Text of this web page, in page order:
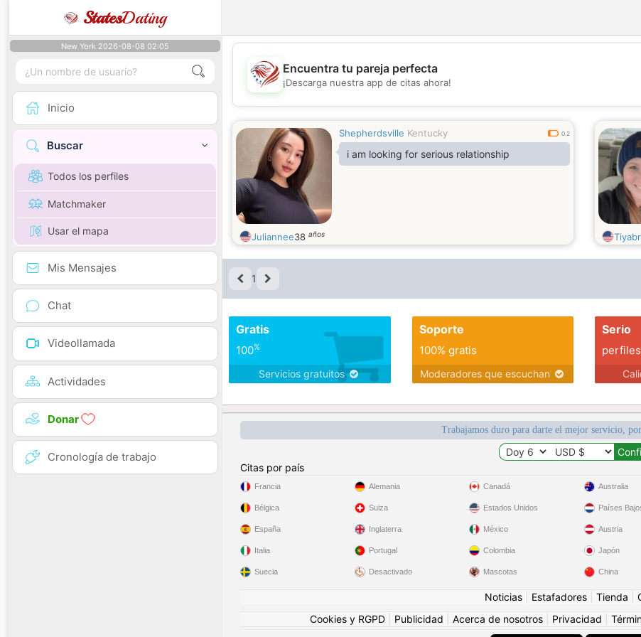
StatesDating
New York 2026-08-08 02:05
Inicio
Buscar
Todos los perfiles
Matchmaker
Usar el mapa
Mis Mensajes
Chat
Videollamada
Actividades
Donar
Cronología de trabajo
💖
Encuentra tu pareja perfecta
¡Descarga nuestra app de citas ahora!
Shepherdsville Kentucky 0.2
i am looking for serious relationship
Juliannee38 años
1
Gratis
100%
Servicios gratuitos
Soporte
100% gratis
Moderadores que escuchan
Serio
Trabajamos duro para darte el mejor servicio,
Citas por país
Francia
Bélgica
España
Italia
Suecia
Alemania
Suiza
Inglaterra
Portugal
Desactivado
Canadá
Estados Unidos
México
Colombia
Mascotas
Australia
Países
Austria
Japón
China
Noticias Estafadores Tienda
Cookies y RGPD
Publicidad Acerca de nosotros Privacidad